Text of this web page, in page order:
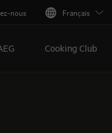
d'AEG
nous Français
Cooking Club